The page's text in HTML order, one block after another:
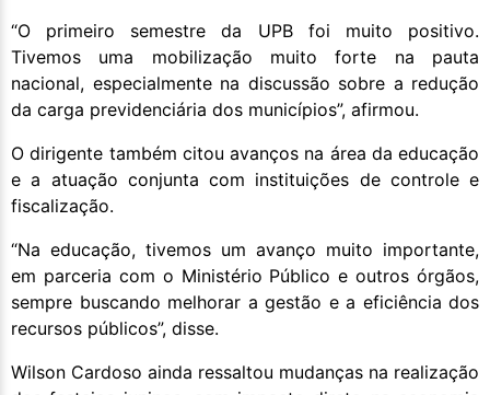
“O primeiro semestre da UPB foi muito positivo.
Tivemos uma mobilização muito forte na pauta
nacional, especialmente na discussão sobre a redução
da carga previdenciária dos municípios”, afirmou.
O dirigente também citou avanços na área da educação
e a atuação conjunta com instituições de controle e
fiscalização.
“Na educação, tivemos um avanço muito importante,
em parceria com o Ministério Público e outros órgãos,
sempre buscando melhorar a gestão e a eficiência dos
recursos públicos”, disse.
Wilson Cardoso ainda ressaltou mudanças na realização